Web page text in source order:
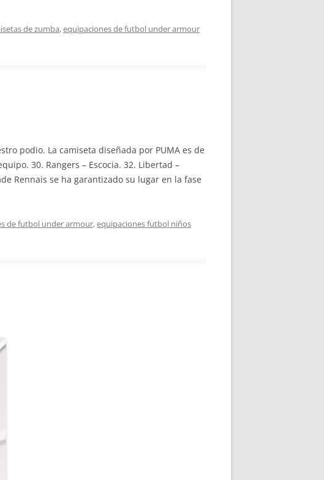
de zumba,equipaciones de futbol under armour
podio. La camiseta diseñada por PUMA es de
30. Rangers – Escocia. 32. Libertad –
Rennais se ha garantizado su lugar en la fase
de futbol under armour,equipaciones futbol niños